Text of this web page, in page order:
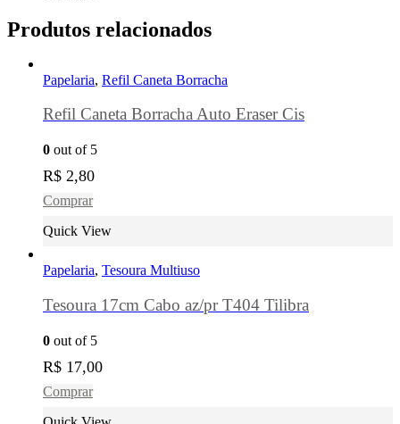
Produtos relacionados
Papelaria, Refil Caneta Borracha
Refil Caneta Borracha Auto Eraser Cis
0 out of 5
R$ 2,80
Comprar
Quick View
Papelaria, Tesoura Multiuso
Tesoura 17cm Cabo az/pr T404 Tilibra
0 out of 5
R$ 17,00
Comprar